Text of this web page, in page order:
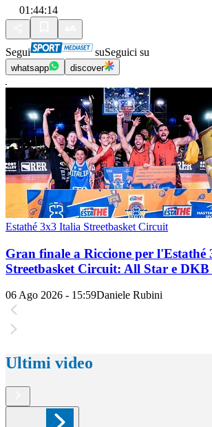
01:44:14
Segui suSeguici su
whatsapp discover
Estathé 3x3 Italia Streetbasket Circuit
Gran finale a Riccione per l'Estathé
Streetbasket Circuit: All Star e
06 Ago 2026 - 15:59Daniele Rubini
Ultimi video